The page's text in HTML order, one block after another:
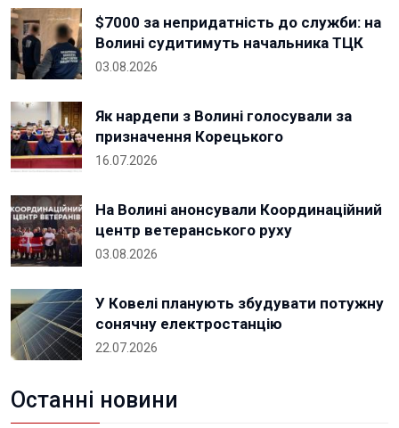
$7000 за непридатність до служби: на
Волині судитимуть начальника ТЦК
03.08.2026
Як нардепи з Волині голосували за
призначення Корецького
16.07.2026
На Волині анонсували Координаційний
центр ветеранського руху
03.08.2026
У Ковелі планують збудувати потужну
сонячну електростанцію
22.07.2026
Останні новини